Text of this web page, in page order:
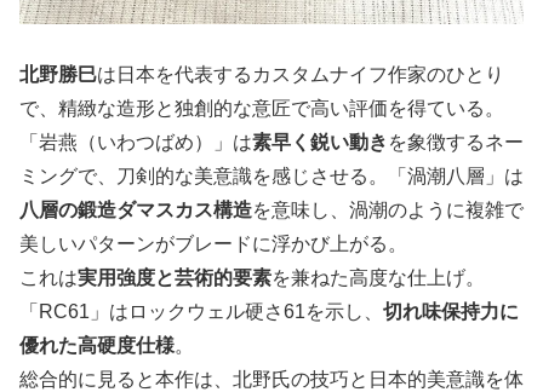
北野勝巳は日本を代表するカスタムナイフ作家のひとり
で、精緻な造形と独創的な意匠で高い評価を得ている。
「岩燕（いわつばめ）」は素早く鋭い動き を象徴するネー
ミングで、刀剣的な美意識を感じさせる。「渦潮八層」は
八層の鍛造ダマスカス構造を意味し、渦潮のように複雑で
美しいパターンがブレードに浮かび上がる。
これは実用強度と芸術的要素を兼ねた高度な仕上げ。
「RC61」はロックウェル硬さ61を示し、 切れ味保持力に
優れた高硬度仕様。
総合的に見ると本作は、北野氏の技巧と日本的美意識を体